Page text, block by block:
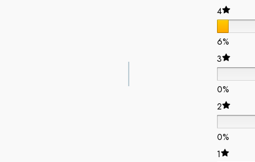
4
6%
3
0%
2
0%
1